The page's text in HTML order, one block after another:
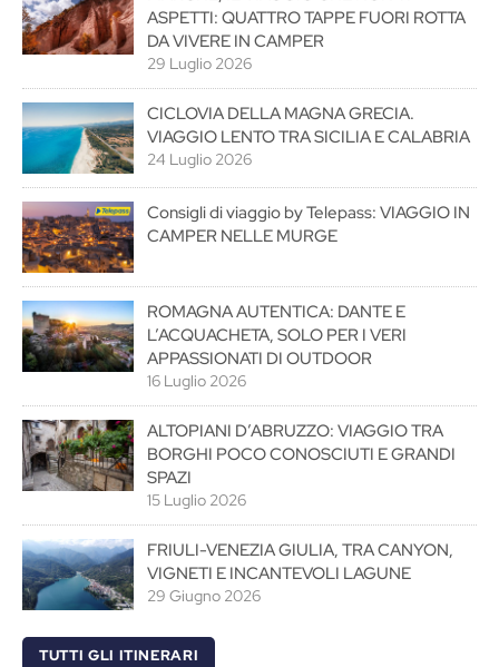
ASPETTI: QUATTRO TAPPE FUORI ROTTA
DA VIVERE IN CAMPER
29 Luglio 2026
CICLOVIA DELLA MAGNA GRECIA.
VIAGGIO LENTO TRA SICILIA E CALABRIA
24 Luglio 2026
Consigli di viaggio by Telepass: VIAGGIO IN
CAMPER NELLE MURGE
ROMAGNA AUTENTICA: DANTE E
L’ACQUACHETA, SOLO PER I VERI
APPASSIONATI DI OUTDOOR
16 Luglio 2026
ALTOPIANI D’ABRUZZO: VIAGGIO TRA
BORGHI POCO CONOSCIUTI E GRANDI
SPAZI
15 Luglio 2026
FRIULI-VENEZIA GIULIA, TRA CANYON,
VIGNETI E INCANTEVOLI LAGUNE
29 Giugno 2026
TUTTI GLI ITINERARI